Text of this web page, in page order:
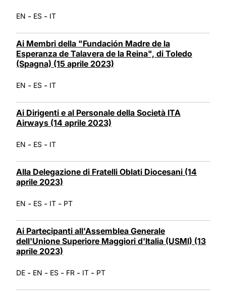
EN - ES - IT
Ai Membri della "Fundación Madre de la
Esperanza de Talavera de la Reina", di Toledo
(Spagna) (15 aprile 2023)
EN - ES - IT
Ai Dirigenti e al Personale della Società ITA
Airways (14 aprile 2023)
EN - ES - IT
Alla Delegazione di Fratelli Oblati Diocesani (14
aprile 2023)
EN - ES - IT - PT
Ai Partecipanti all'Assemblea Generale
dell'Unione Superiore Maggiori d'Italia (USMI) (13
aprile 2023)
DE - EN - ES - FR - IT - PT